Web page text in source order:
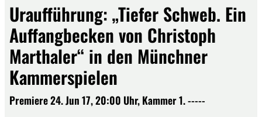
Uraufführung: „Tiefer Schweb. Ein
Auffangbecken von Christoph
Marthaler“ in den Münchner
Kammerspielen
Premiere 24. Jun 17, 20:00 Uhr, Kammer 1. -----